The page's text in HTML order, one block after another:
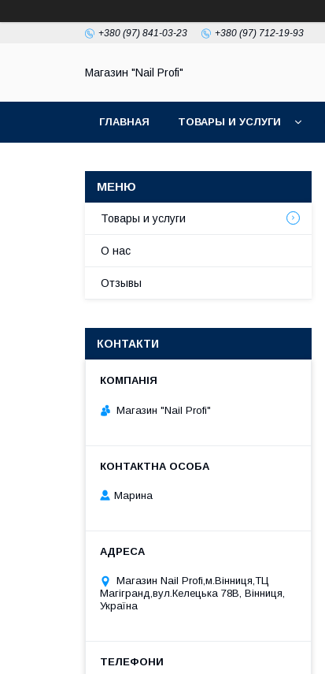
+380 (97) 841-03-23 +380 (97) 712-19-93
Магазин "Nail Profi"
ГЛАВНАЯ ТОВАРЫ И УСЛУГИ
Товары и услуги
О нас
Отзывы
КОНТАКТИ
Магазин "Nail Profi"
Марина
Магазин Nail Profi,м.Вінниця,ТЦ
Магігранд,вул.Келецька 78В, Вінниця,
Україна